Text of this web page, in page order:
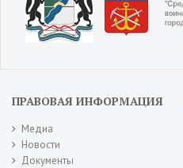
ПРАВОВАЯ ИНФОРМАЦИЯ
Медиа
Новости
Документы